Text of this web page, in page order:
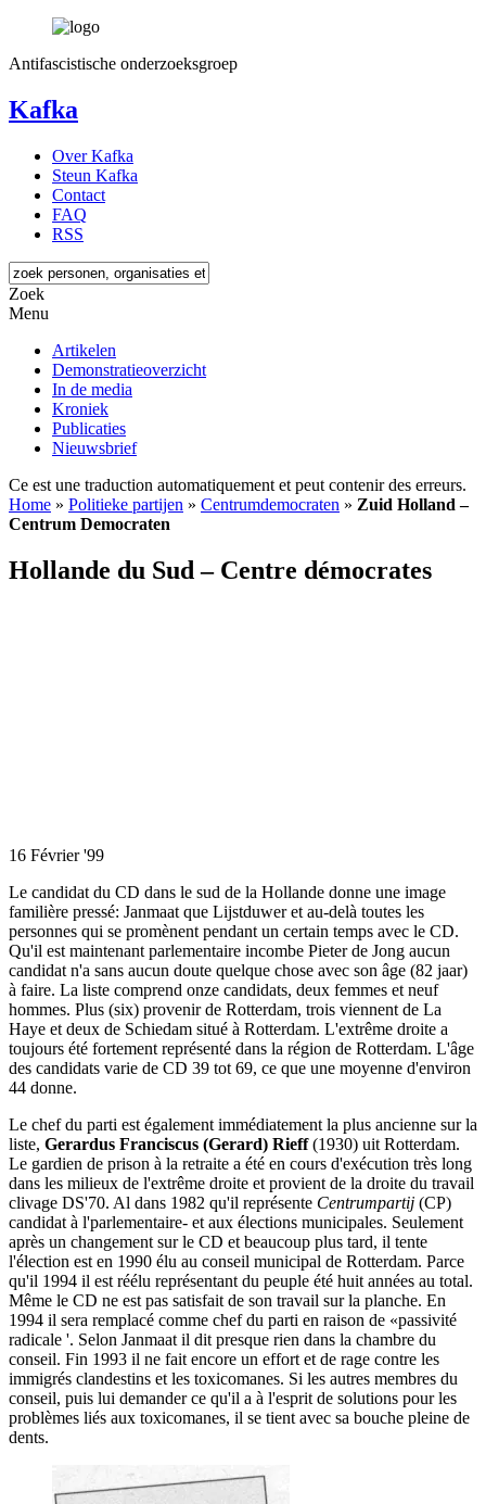
Antifascistische onderzoeksgroep
Kafka
Over Kafka
Steun Kafka
Contact
FAQ
RSS
Zoek
Menu
Artikelen
Demonstratieoverzicht
In de media
Kroniek
Publicaties
Nieuwsbrief
Ce est une traduction automatiquement et peut contenir des erreurs.
Home » Politieke partijen » Centrumdemocraten » Zuid Holland –
Centrum Democraten
Hollande du Sud – Centre démocrates
16 Février '99
Le candidat du CD dans le sud de la Hollande donne une image
familière pressé: Janmaat que Lijstduwer et au-delà toutes les
personnes qui se promènent pendant un certain temps avec le CD.
Qu'il est maintenant parlementaire incombe Pieter de Jong aucun
candidat n'a sans aucun doute quelque chose avec son âge (82 jaar)
à faire. La liste comprend onze candidats, deux femmes et neuf
hommes. Plus (six) provenir de Rotterdam, trois viennent de La
Haye et deux de Schiedam situé à Rotterdam. L'extrême droite a
toujours été fortement représenté dans la région de Rotterdam. L'âge
des candidats varie de CD 39 tot 69, ce que une moyenne d'environ
44 donne.
Le chef du parti est également immédiatement la plus ancienne sur la
liste, Gerardus Franciscus (Gerard) Rieff(1930) uit Rotterdam.
Le gardien de prison à la retraite a été en cours d'exécution très long
dans les milieux de l'extrême droite et provient de la droite du travail
clivage DS'70. Al dans 1982 qu'il représente Centrumpartij (CP)
candidat à l'parlementaire- et aux élections municipales. Seulement
après un changement sur le CD et beaucoup plus tard, il tente
l'élection est en 1990 élu au conseil municipal de Rotterdam. Parce
qu'il 1994 il est réélu représentant du peuple été huit années au total.
Même le CD ne est pas satisfait de son travail sur la planche. En
1994 il sera remplacé comme chef du parti en raison de «passivité
radicale '. Selon Janmaat il dit presque rien dans la chambre du
conseil. Fin 1993 il ne fait encore un effort et de rage contre les
immigrés clandestins et les toxicomanes. Si les autres membres du
conseil, puis lui demander ce qu'il a à l'esprit de solutions pour les
problèmes liés aux toxicomanes, il se tient avec sa bouche pleine de
dents.